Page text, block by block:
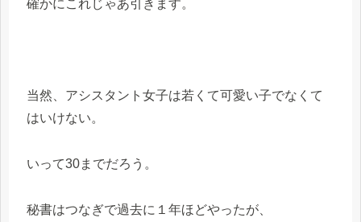
確かにこれじゃあ引きます。
当然、アシスタント女子は若くて可愛い子でなくて
はいけない。
いって30までだろう。
秘書はつなぎで過去に１年ほどやったが、